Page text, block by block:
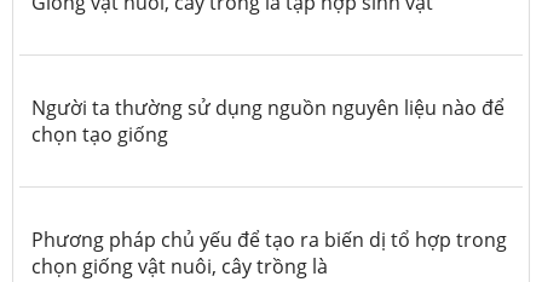
Người ta thường sử dụng nguồn nguyên liệu nào để
chọn tạo giống
Phương pháp chủ yếu để tạo ra biến dị tổ hợp trong
chọn giống vật nuôi, cây trồng là